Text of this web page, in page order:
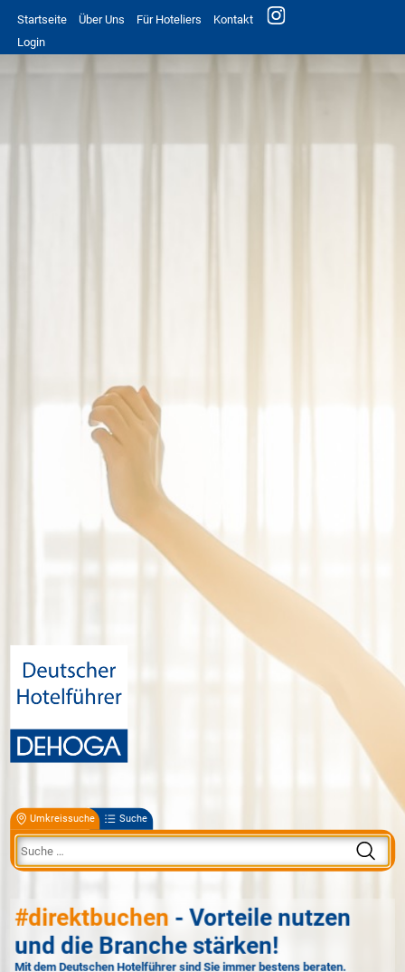
Startseite Über Uns Für Hoteliers
Kontakt
Login
Umkreissuche Suche
#direktbuchen - Vorteile nutzen
und die Branche stärken!
Mit dem Deutschen Hotelführer sind Sie immer bestens beraten.